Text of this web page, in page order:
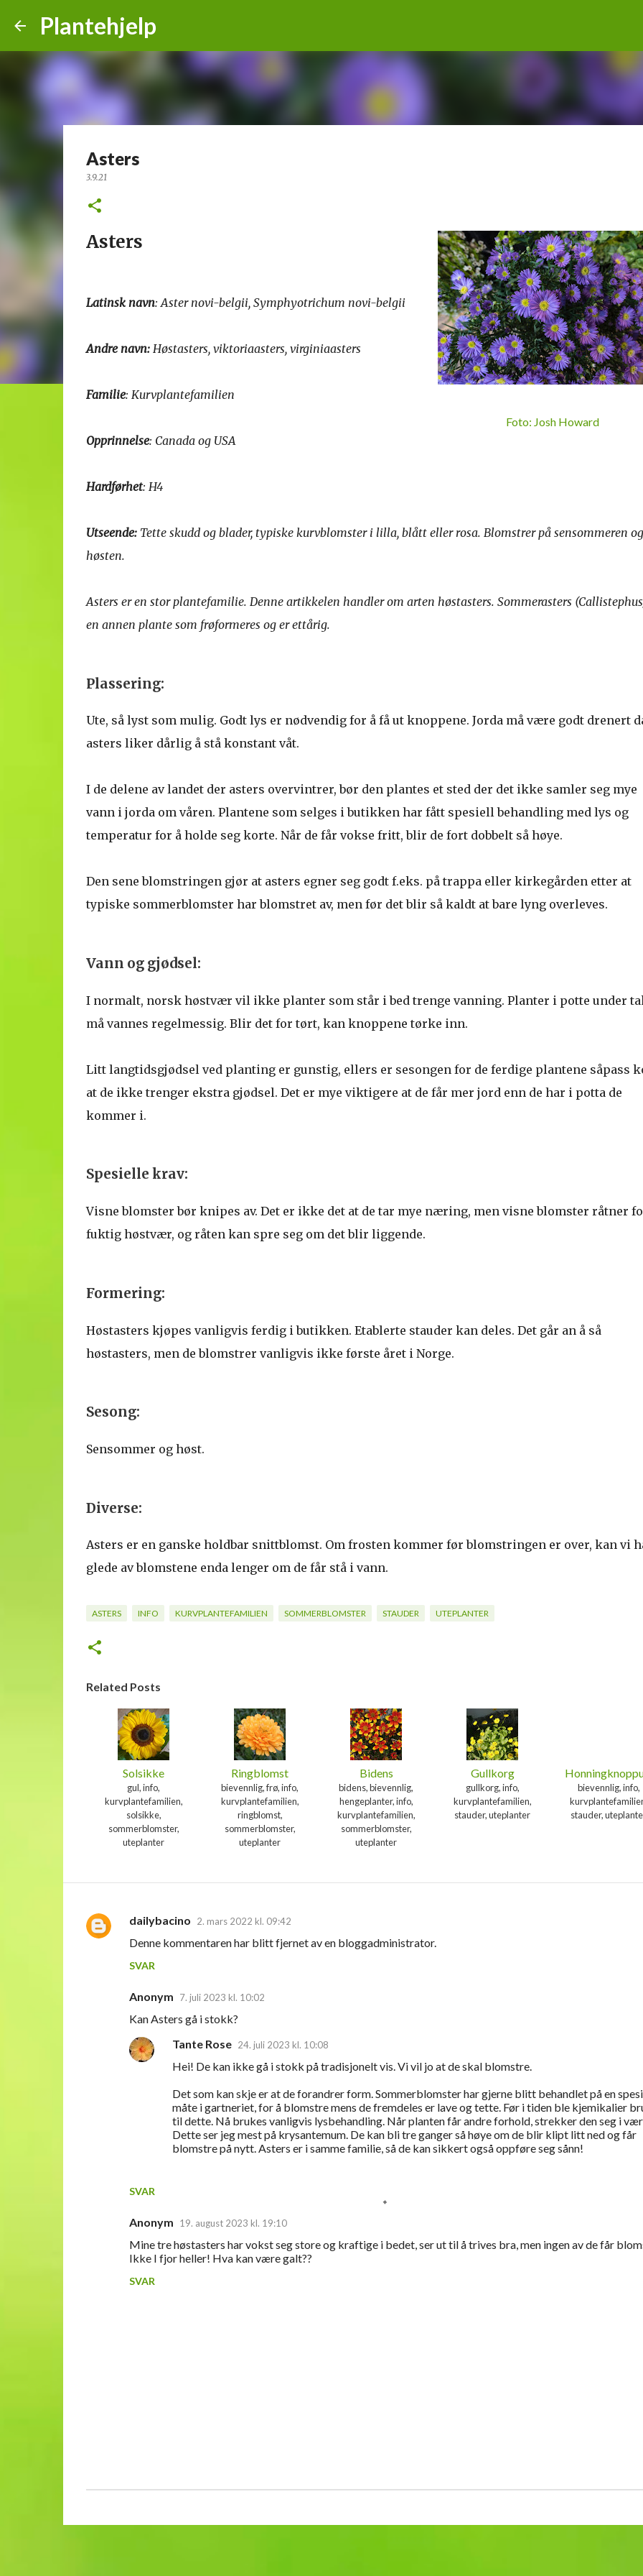
Plantehjelp
Asters
3.9.21
Foto: Josh Howard
Asters
Latinsk navn: Aster novi-belgii, Symphyotrichum novi-belgii
Andre navn:Høstasters, viktoriaasters, virginiaasters
Familie: Kurvplantefamilien
Opprinnelse: Canada og USA
Hardførhet: H4
Utseende:Tette skudd og blader, typiske kurvblomster i lilla, blått eller rosa. Blomstrer på sensommeren og
høsten.
Asters er en stor plantefamilie. Denne artikkelen handler om arten høstasters. Sommerasters
en annen plante som frøformeres og er ettårig.
Plassering:
Ute, så lyst som mulig. Godt lys er nødvendig for å få ut knoppene. Jorda må være godt drenert
asters liker dårlig å stå konstant våt.
I de delene av landet der asters overvintrer, bør den plantes et sted der det ikke samler seg mye
vann i jorda om våren. Plantene som selges i butikken har fått spesiell behandling med lys og
temperatur for å holde seg korte. Når de får vokse fritt, blir de fort dobbelt så høye.
Den sene blomstringen gjør at asters egner seg godt f.eks. på trappa eller kirkegården etter at
typiske sommerblomster har blomstret av, men før det blir så kaldt at bare lyng overleves.
Vann og gjødsel:
I normalt, norsk høstvær vil ikke planter som står i bed trenge vanning. Planter i potte under
må vannes regelmessig. Blir det for tørt, kan knoppene tørke inn.
Litt langtidsgjødsel ved planting er gunstig, ellers er sesongen for de ferdige plantene såpass
at de ikke trenger ekstra gjødsel. Det er mye viktigere at de får mer jord enn de har i potta de
kommer i.
Spesielle krav:
Visne blomster bør knipes av. Det er ikke det at de tar mye næring, men visne blomster råtner
fuktig høstvær, og råten kan spre seg om det blir liggende.
Formering:
Høstasters kjøpes vanligvis ferdig i butikken. Etablerte stauder kan deles. Det går an å så
høstasters, men de blomstrer vanligvis ikke første året i Norge.
Sesong:
Sensommer og høst.
Diverse:
Asters er en ganske holdbar snittblomst. Om frosten kommer før blomstringen er over, kan vi
glede av blomstene enda lenger om de får stå i vann.
ASTERS INFO KURVPLANTEFAMILIEN SOMMERBLOMSTER STAUDER UTEPLANTER
Related Posts
Solsikke
gul, info,
kurvplantefamilien,
solsikke,
sommerblomster,
uteplanter
Ringblomst
bievennlig, frø, info,
kurvplantefamilien,
ringblomst,
sommerblomster,
uteplanter
Bidens
bidens, bievennlig,
hengeplanter, info,
kurvplantefamilien,
sommerblomster,
uteplanter
Gullkorg
gullkorg, info,
kurvplantefamilien,
stauder, uteplanter
bievennlig, info,
stauder,
K
dailybacino 2. mars 2022 kl. 09:42
Denne kommentaren har blitt fjernet av en bloggadministrator.
SVAR
Anonym 7. juli 2023 kl. 10:02
Kan Asters gå i stokk?
SVAR
Tante Rose 24. juli 2023 kl. 10:08
Hei! De kan ikke gå i stokk på tradisjonelt vis. Vi vil jo at de skal blomstre.
Det som kan skje er at de forandrer form. Sommerblomster har gjerne blitt behandlet på en
måte i gartneriet, for å blomstre mens de fremdeles er lave og tette. Før i tiden ble kjemikalier
til dette. Nå brukes vanligvis lysbehandling. Når planten får andre forhold, strekker den seg i
Dette ser jeg mest på krysantemum. De kan bli tre ganger så høye om de blir klipt litt ned og får
blomstre på nytt. Asters er i samme familie, så de kan sikkert også oppføre seg sånn!
Anonym 19. august 2023 kl. 19:10
Mine tre høstasters har vokst seg store og kraftige i bedet, ser ut til å trives bra, men ingen av de får
Ikke I fjor heller! Hva kan være galt??
SVAR
e